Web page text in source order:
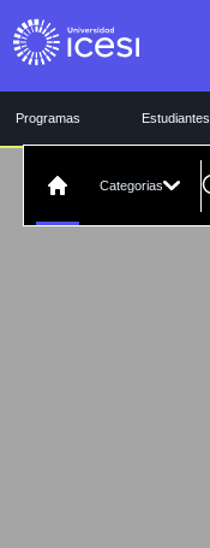
Programas Estudiantes
Categorias